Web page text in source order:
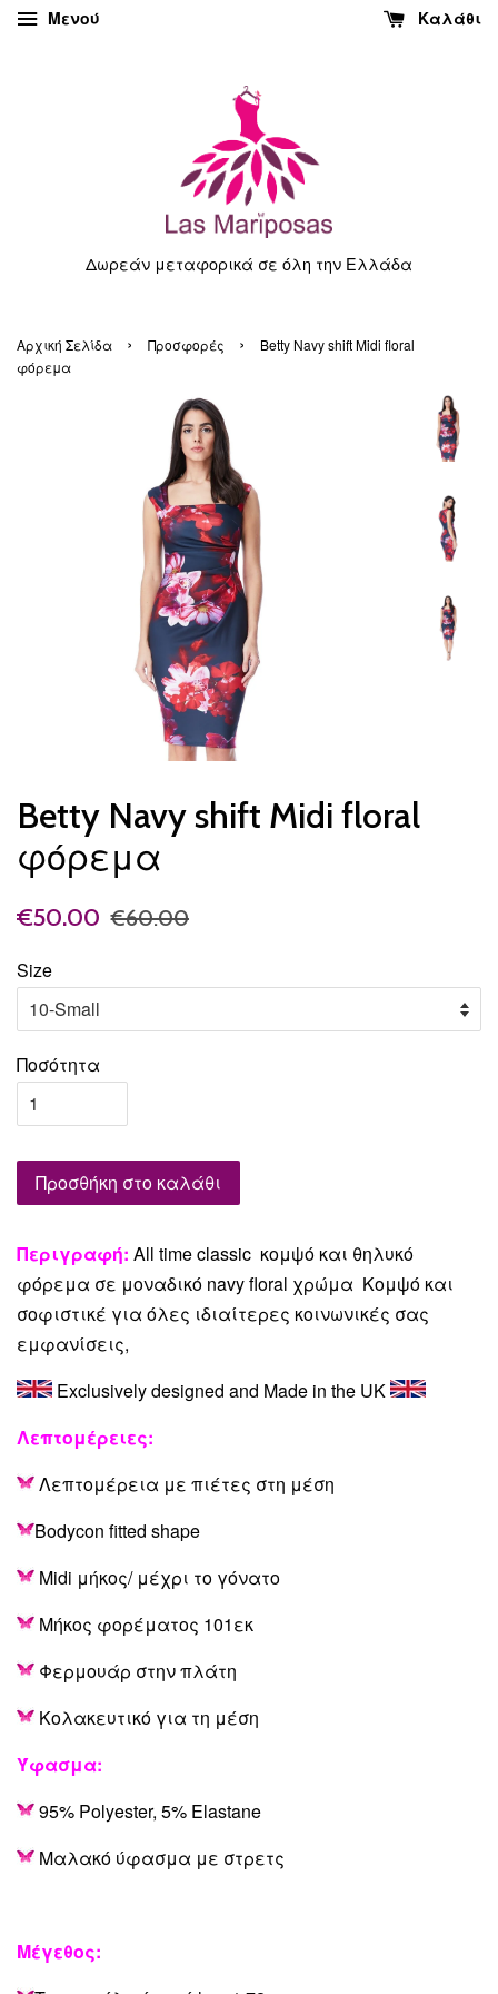
Μενού Καλάθι
Δωρεάν μεταφορικά σε όλη την Ελλάδα
Αρχική Σελίδα › Προσφορές ›
Betty Navy shift Midi floral
φόρεμα
Betty Navy shift Midi floral
φόρεμα
€50.00 €60.00
Size
Ποσότητα
Προσθήκη στο καλάθι
Περιγραφή: All time classic κομψό και θηλυκό
φόρεμα σε μοναδικό navy floral χρώμα Κομψό και
σοφιστικέ για όλες ιδιαίτερες κοινωνικές σας
εμφανίσεις,
Exclusively designed and Made in the UK
Λεπτομέρειες:
Λεπτομέρεια με πιέτες στη μέση
Bodycon fitted shape
Midi μήκος/ μέχρι το γόνατο
Μήκος φορέματος 101εκ
Φερμουάρ στην πλάτη
Κολακευτικό για τη μέση
Ύφασμα:
95% Polyester, 5% Elastane
Μαλακό ύφασμα με στρετς
Μέγεθος: